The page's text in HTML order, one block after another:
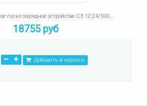
пуско-зарядное устройство СЗ 12;24/500...
18755 руб
Добавить в корзину